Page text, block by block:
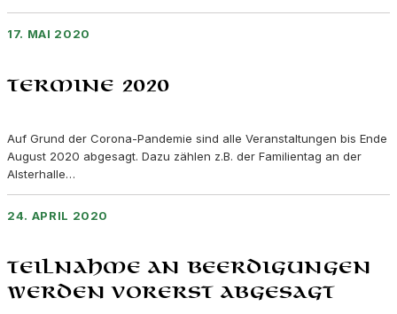
17. MAI 2020
Termine 2020
Auf Grund der Corona-Pandemie sind alle Veranstaltungen bis Ende
August 2020 abgesagt. Dazu zählen z.B. der Familientag an der
Alsterhalle…
24. APRIL 2020
Teilnahme an Beerdigungen
werden vorerst abgesagt